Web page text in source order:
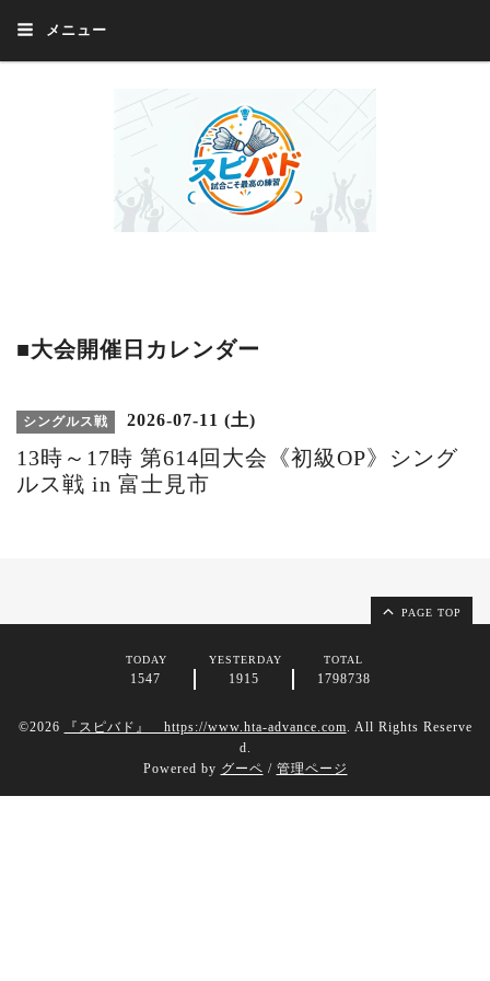
メニュー
■大会開催日カレンダー
シングルス戦 2026-07-11 (土)
13時～17時 第614回大会《初級OP》シング
ルス戦 in 富士見市
PAGE TOP
TODAY
1547
YESTERDAY
1915
TOTAL
1798738
©2026 『スピバド』 https://www.hta-advance.com. All Rights Reserve
d.
Powered by グーペ / 管理ページ